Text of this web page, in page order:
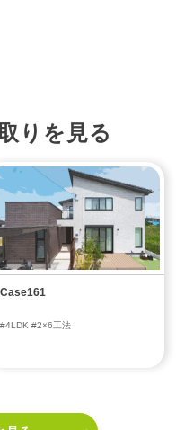
りを見る
Case161
#4LDK #2×6工法